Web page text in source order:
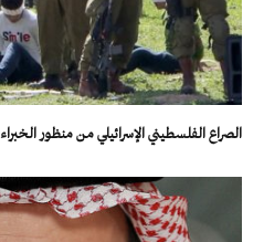
الصراع الفلسطيني الإسرائيلي من منظور الخبراء